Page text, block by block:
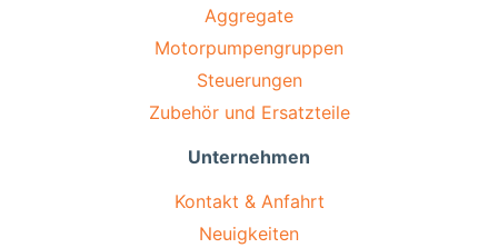
Aggregate
Motorpumpengruppen
Steuerungen
Zubehör und Ersatzteile
Unternehmen
Kontakt & Anfahrt
Neuigkeiten